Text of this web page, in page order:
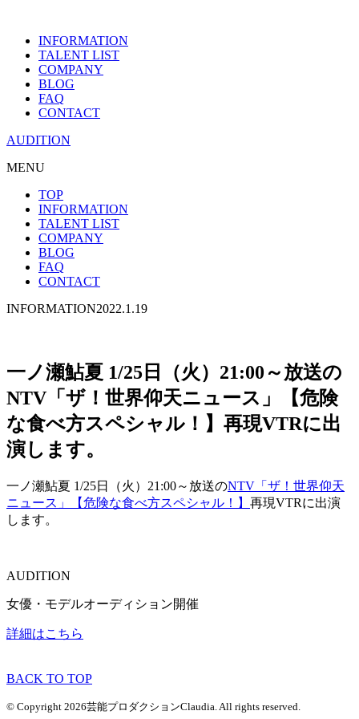
INFORMATION
TALENT LIST
COMPANY
BLOG
FAQ
CONTACT
AUDITION
MENU
TOP
INFORMATION
TALENT LIST
COMPANY
BLOG
FAQ
CONTACT
INFORMATION2022.1.19
一ノ瀬鮎夏 1/25日（火）21:00～放送の
NTV「ザ！世界仰天ニュース」【危険
な食べ方スペシャル！】再現VTRに出
演します。
一ノ瀬鮎夏 1/25日（火）21:00～放送のNTV「ザ！世界仰天
ニュース」【危険な食べ方スペシャル！】 再現VTRに出演
します。
AUDITION
女優・モデルオーディション開催
詳細はこちら
BACK TO TOP
© Copyright 2026芸能プロダクションClaudia. All rights reserved.